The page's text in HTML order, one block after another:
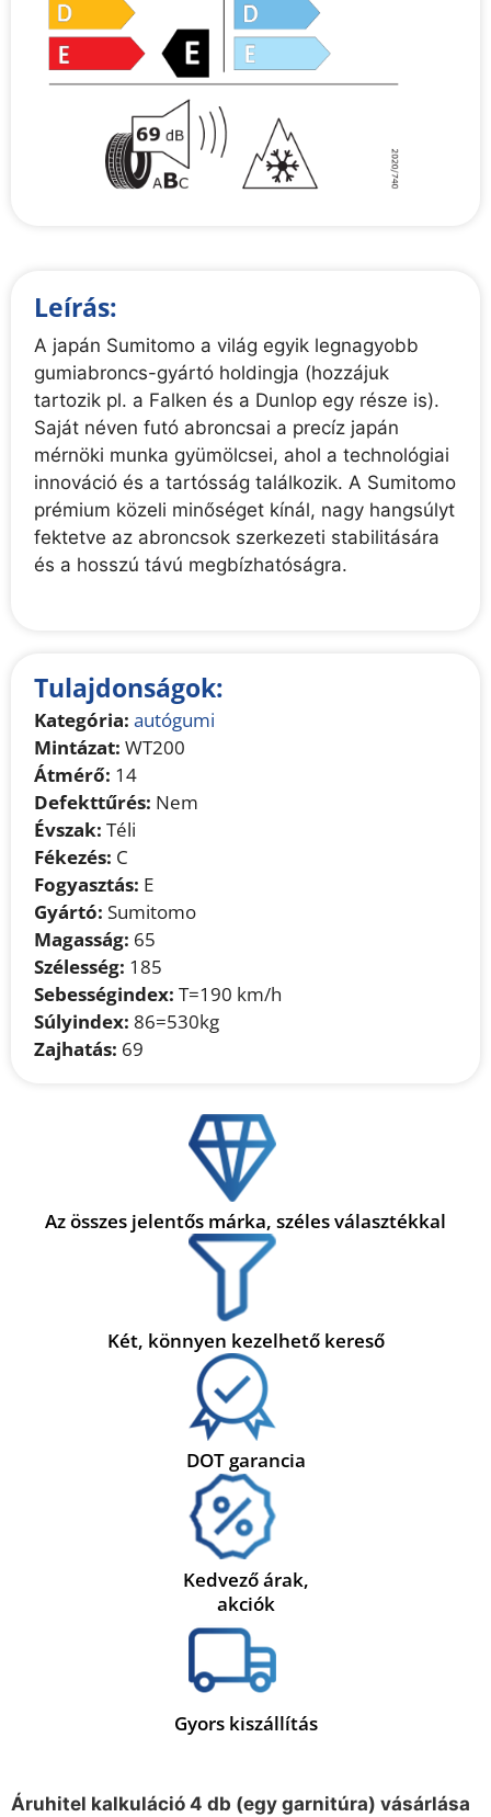
Leírás:
A japán Sumitomo a világ egyik legnagyobb
gumiabroncs-gyártó holdingja (hozzájuk
tartozik pl. a Falken és a Dunlop egy része is).
Saját néven futó abroncsai a precíz japán
mérnöki munka gyümölcsei, ahol a technológiai
innováció és a tartósság találkozik. A Sumitomo
prémium közeli minőséget kínál, nagy hangsúlyt
fektetve az abroncsok szerkezeti stabilitására
és a hosszú távú megbízhatóságra.
Tulajdonságok:
Kategória: autógumi
Mintázat: WT200
Átmérő: 14
Defekttűrés: Nem
Évszak: Téli
Fékezés: C
Fogyasztás: E
Gyártó: Sumitomo
Magasság: 65
Szélesség: 185
Sebességindex: T=190 km/h
Súlyindex: 86=530kg
Zajhatás: 69
Az összes jelentős márka, széles választékkal
Két, könnyen kezelhető kereső
DOT garancia
Kedvező árak,
akciók
Gyors kiszállítás
Áruhitel kalkuláció 4 db (egy garnitúra) vásárlása